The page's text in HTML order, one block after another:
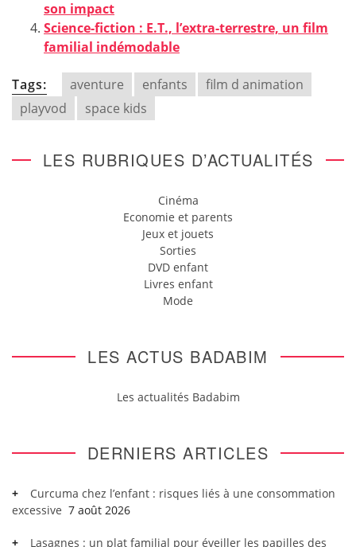
son impact
Science-fiction : E.T., l’extra-terrestre, un film
familial indémodable
Tags: aventure enfants
film d animation
playvod
space kids
LES RUBRIQUES D’ACTUALITÉS
Cinéma
Economie et parents
Jeux et jouets
Sorties
DVD enfant
Livres enfant
Mode
LES ACTUS BADABIM
Les actualités Badabim
DERNIERS ARTICLES
Curcuma chez l’enfant : risques liés à une consommation
excessive 7 août 2026
Lasagnes : un plat familial pour éveiller les papilles des